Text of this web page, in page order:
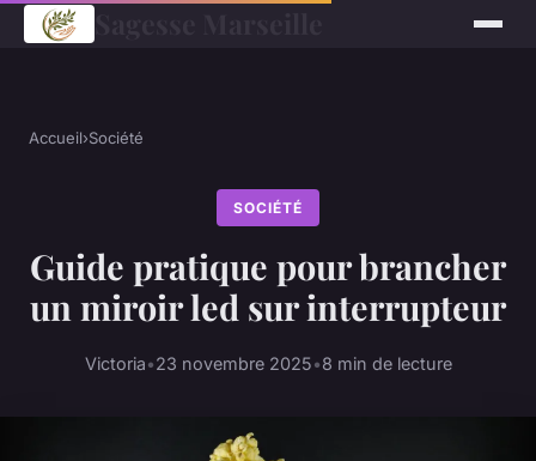
Accueil›Société
SOCIÉTÉ
Guide pratique pour brancher
un miroir led sur interrupteur
Victoria•23 novembre 2025•8 min de lecture